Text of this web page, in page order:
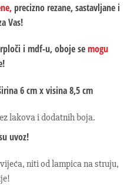
precizno rezane, sastavljane i
Vas!
i mdf-u, oboje semogu
6 cm x visina 8,5 cm
lakova i dodatnih boja.
uvoz!
niti od lampica na struju,